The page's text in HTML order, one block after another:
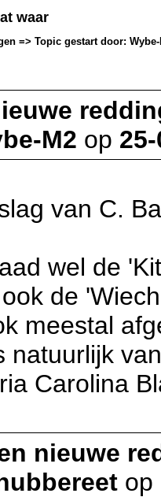
waar
=> Topic gestart door: Wybe-
M2 op
van C.
wel de
de
meestal
natuurlijk
Carolina
nieuwe
op